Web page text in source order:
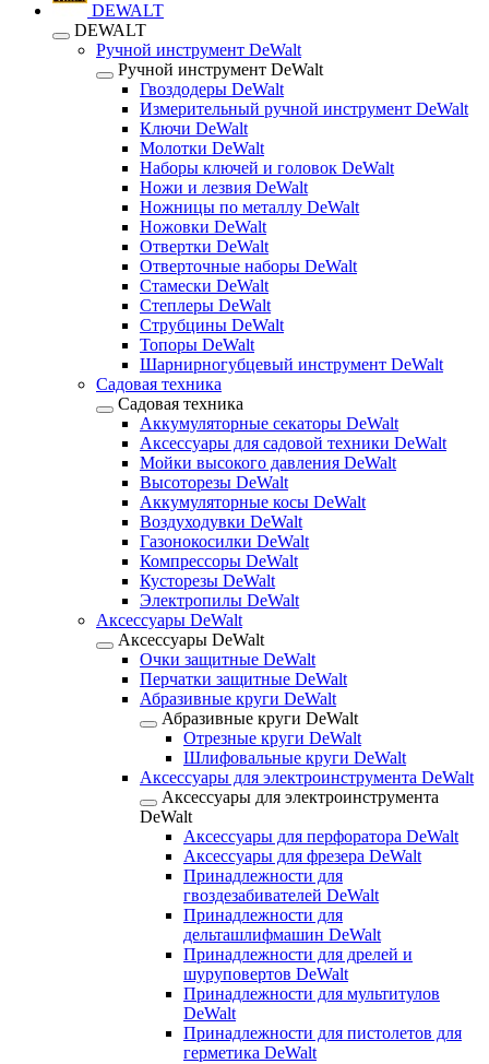
DEWALT
DEWALT
Ручной инструмент DeWalt
Ручной инструмент DeWalt
Гвоздодеры DeWalt
Измерительный ручной инструмент DeWalt
Ключи DeWalt
Молотки DeWalt
Наборы ключей и головок DeWalt
Ножи и лезвия DeWalt
Ножницы по металлу DeWalt
Ножовки DeWalt
Отвертки DeWalt
Отверточные наборы DeWalt
Стамески DeWalt
Степлеры DeWalt
Струбцины DeWalt
Топоры DeWalt
Шарнирногубцевый инструмент DeWalt
Садовая техника
Садовая техника
Аккумуляторные секаторы DeWalt
Аксессуары для садовой техники DeWalt
Мойки высокого давления DeWalt
Высоторезы DeWalt
Аккумуляторные косы DeWalt
Воздуходувки DeWalt
Газонокосилки DeWalt
Компрессоры DeWalt
Кусторезы DeWalt
Электропилы DeWalt
Аксессуары DeWalt
Аксессуары DeWalt
Очки защитные DeWalt
Перчатки защитные DeWalt
Абразивные круги DeWalt
Абразивные круги DeWalt
Отрезные круги DeWalt
Шлифовальные круги DeWalt
Аксессуары для электроинструмента DeWalt
Аксессуары для электроинструмента
DeWalt
Аксессуары для перфоратора DeWalt
Аксессуары для фрезера DeWalt
Принадлежности для
гвоздезабивателей DeWalt
Принадлежности для
дельташлифмашин DeWalt
Принадлежности для дрелей и
шуруповертов DeWalt
Принадлежности для мультитулов
DeWalt
Принадлежности для пистолетов для
герметика DeWalt